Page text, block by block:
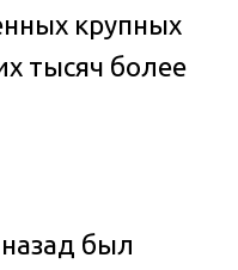
крупных
тысяч более
был